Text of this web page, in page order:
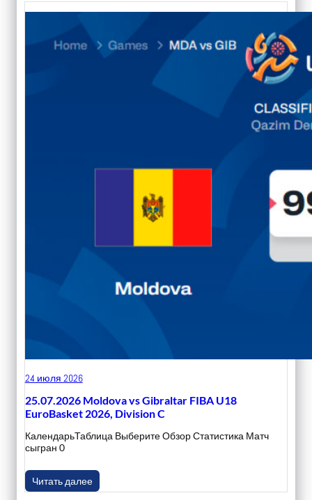
24 июля 2026
25.07.2026 Moldova vs Gibraltar FIBA U18
EuroBasket 2026, Division C
КалендарьТаблица Выберите Обзор Статистика Матч
сыгран 0
Читать далее